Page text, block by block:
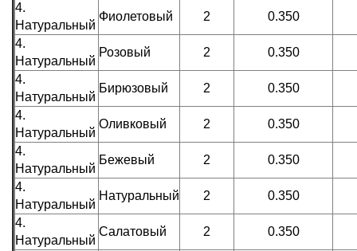
4.
Натуральный
Фиолетовый 2
0.350
4.
Натуральный
Розовый 2
0.350
4.
Натуральный
Бирюзовый 2
0.350
4.
Натуральный
Оливковый 2
0.350
4.
Натуральный
Бежевый 2
0.350
4.
Натуральный
Натуральный 2
0.350
4.
Натуральный
Салатовый 2
0.350